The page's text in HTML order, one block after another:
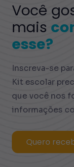
Você
mais
esse?
Inscreva-se
Kit escolar
que você nos
informações
Quero